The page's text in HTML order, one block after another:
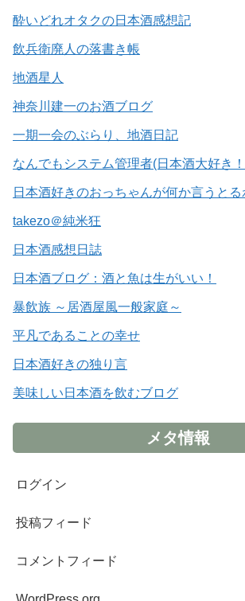
酔いどれオタクの日本酒感想記
飲兵衛廃人の落書き帳
地酒星人
神奈川建一のお酒ブログ
一期一会のぶらり、地酒日記
なんでもシステム管理者(日本酒大好き！
日本酒好きのおっちゃんが何か言うと
takezo＠純米狂
日本酒感想日誌
日本酒ブログ：酒と魚は生がいい！
暴飲族 ～居酒屋風一般家庭～
平凡であることの幸せ
日本酒好きの独り言
美味しい日本酒を飲むブログ
メタ情報
ログイン
投稿フィード
コメントフィード